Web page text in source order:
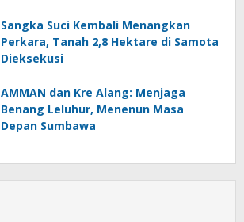
Sangka Suci Kembali Menangkan
Perkara, Tanah 2,8 Hektare di Samota
Dieksekusi
AMMAN dan Kre Alang: Menjaga
Benang Leluhur, Menenun Masa
Depan Sumbawa